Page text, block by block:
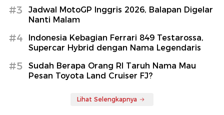
#3
Jadwal MotoGP Inggris 2026, Balapan Digelar
Nanti Malam
#4
Indonesia Kebagian Ferrari 849 Testarossa,
Supercar Hybrid dengan Nama Legendaris
#5
Sudah Berapa Orang RI Taruh Nama Mau
Pesan Toyota Land Cruiser FJ?
Lihat Selengkapnya